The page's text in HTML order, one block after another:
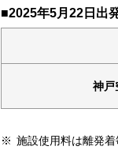
■2025年5月22日出
神戸
施設使用料は離発